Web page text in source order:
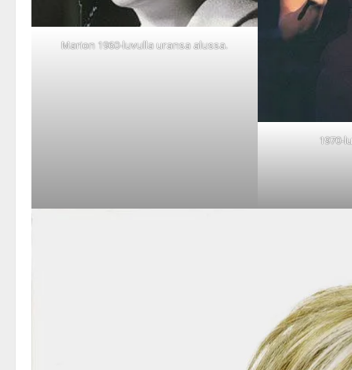
Marion 1960-luvulla uransa alussa.
1970-